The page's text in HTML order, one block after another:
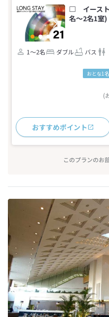
□ イース
名～2名1室)
1～2名 ダブル バス
おとな1名
(
おすすめポイント
このプランのお